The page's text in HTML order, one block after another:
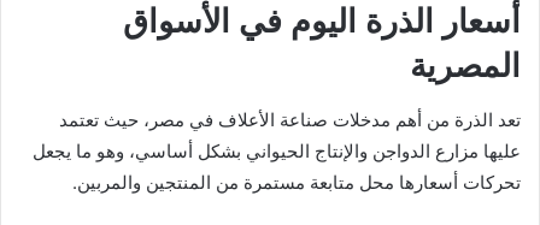
أسعار الذرة اليوم في الأسواق
المصرية
تعد الذرة من أهم مدخلات صناعة الأعلاف في مصر، حيث تعتمد
عليها مزارع الدواجن والإنتاج الحيواني بشكل أساسي، وهو ما يجعل
تحركات أسعارها محل متابعة مستمرة من المنتجين والمربين.